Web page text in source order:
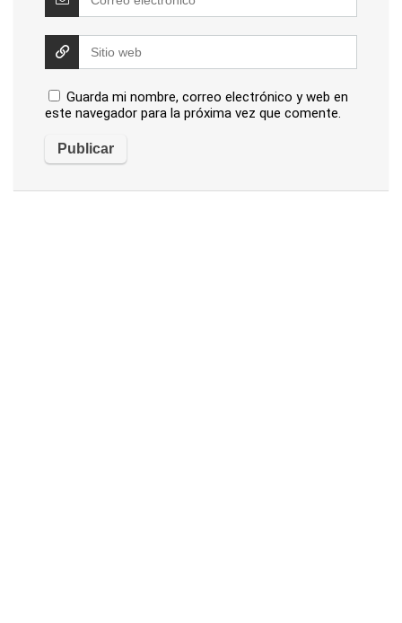
Guarda mi nombre, correo electrónico y web en
este navegador para la próxima vez que comente.